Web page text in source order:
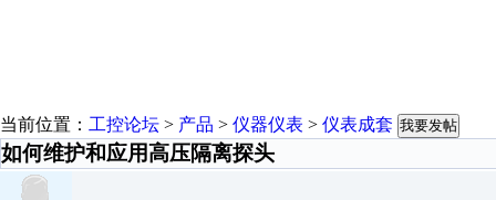
当前位置： 工控论坛 > 产品 > 仪器仪表 > 仪表成套 我要发帖
如何维护和应用高压隔离探头